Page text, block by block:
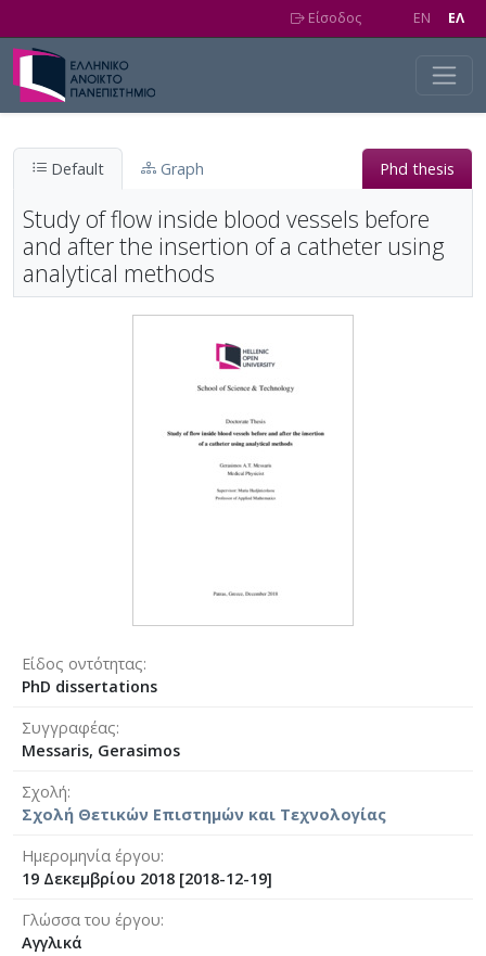
Είσοδος EN EΛ
Default Graph Phd thesis
Study of flow inside blood vessels before
and after the insertion of a catheter using
analytical methods
Είδος οντότητας
PhD dissertations
Συγγραφέας
Messaris, Gerasimos
Σχολή
Σχολή Θετικών Επιστημών και Τεχνολογίας
Ημερομηνία έργου
19 Δεκεμβρίου 2018 [2018-12-19]
Γλώσσα του έργου
Αγγλικά